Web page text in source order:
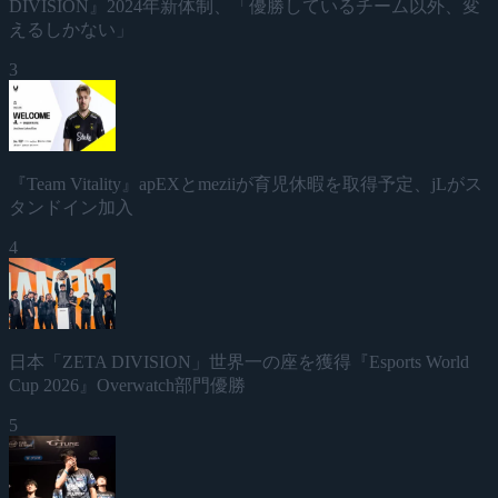
DIVISION』2024年新体制、「優勝しているチーム以外、変
えるしかない」
3
『Team Vitality』apEXとmeziiが育児休暇を取得予定、jLがス
タンドイン加入
4
日本「ZETA DIVISION」世界一の座を獲得『Esports World
Cup 2026』Overwatch部門優勝
5